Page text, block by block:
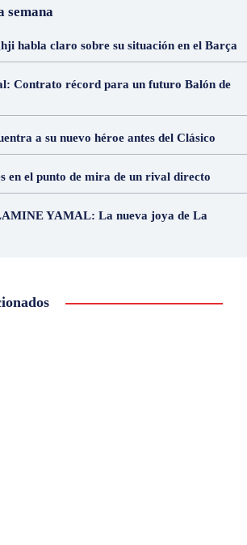
semana
habla claro sobre su situación en el Barça
Contrato récord para un futuro Balón de
a su nuevo héroe antes del Clásico
en el punto de mira de un rival directo
YAMAL: La nueva joya de La